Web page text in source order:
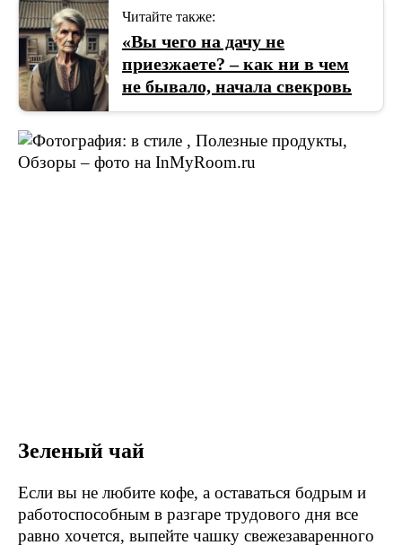
Читайте также:
«Вы чего на дачу не
приезжаете? – как ни в чем
не бывало, начала свекровь
Зеленый чай
Если вы не любите кофе, а оставаться бодрым и
работоспособным в разгаре трудового дня все
равно хочется, выпейте чашку свежезаваренного